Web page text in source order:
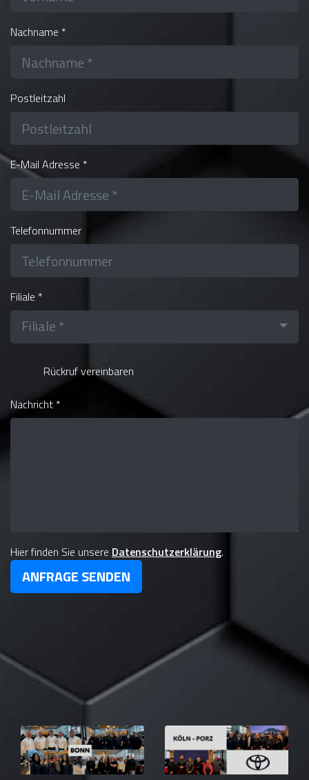
Nachname *
Postleitzahl
E-Mail Adresse *
Telefonnummer
Filiale *
Filiale *
Rückruf vereinbaren
Nachricht *
Hier finden Sie unsere Datenschutzerklärung.
ANFRAGE SENDEN